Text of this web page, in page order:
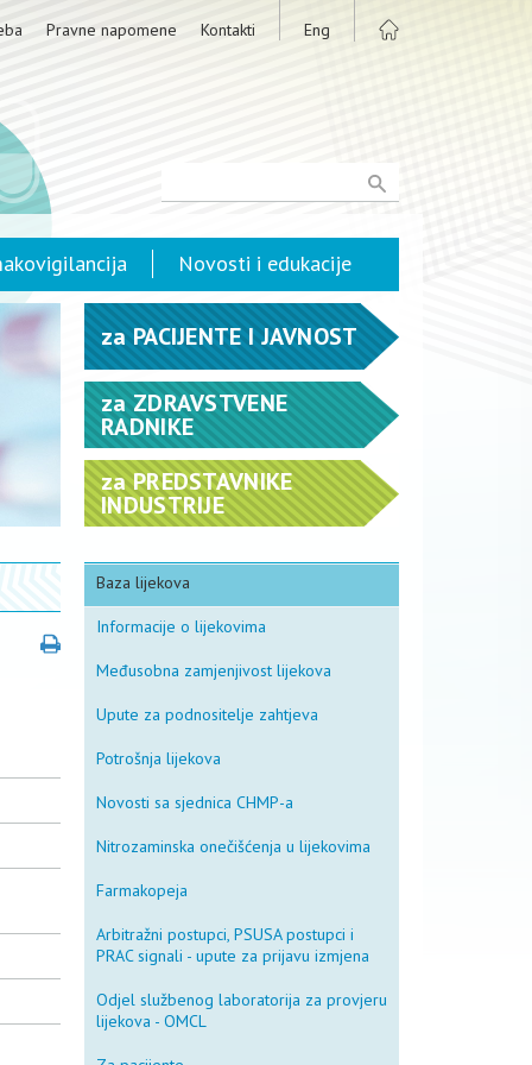
Pravne napomene Kontakti Eng
Novosti i edukacije
za PACIJENTE I JAVNOST
za ZDRAVSTVENE
RADNIKE
zaPREDSTAVNIKE
INDUSTRIJE
Baza lijekova
Informacije o lijekovima
Međusobna zamjenjivost lijekova
Upute za podnositelje zahtjeva
Potrošnja lijekova
Novosti sa sjednica CHMP-a
Nitrozaminska onečišćenja u lijekovima
Farmakopeja
Arbitražni postupci, PSUSA postupci i
PRAC signali - upute za prijavu izmjena
Odjel službenog laboratorija za provjeru
lijekova - OMCL